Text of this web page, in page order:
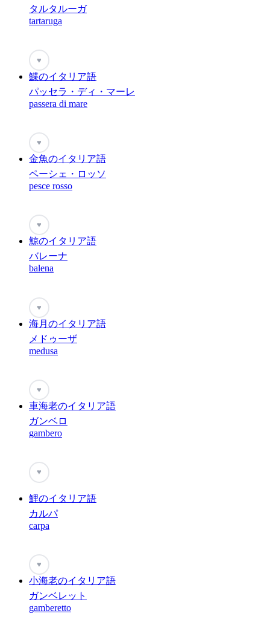
タルタルーガ
tartaruga
♥
鰈のイタリア語
パッセラ・ディ・マーレ
passera di mare
♥
金魚のイタリア語
ペーシェ・ロッソ
pesce rosso
♥
鯨のイタリア語
バレーナ
balena
♥
海月のイタリア語
メドゥーザ
medusa
♥
車海老のイタリア語
ガンベロ
gambero
♥
鯉のイタリア語
カルパ
carpa
♥
小海老のイタリア語
ガンベレット
gamberetto